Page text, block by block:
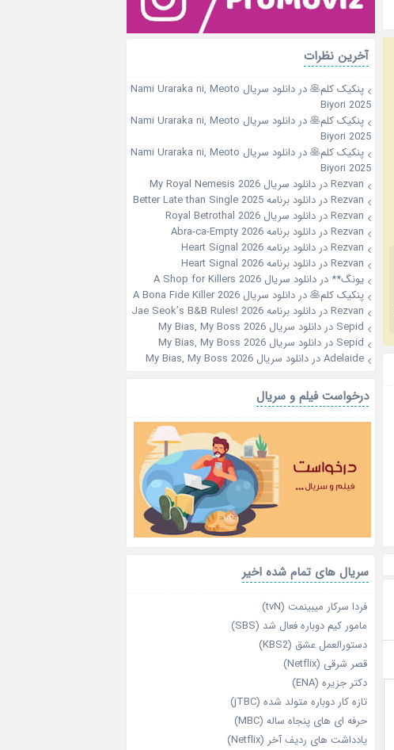
آخرین نظرات
پنکیک کلم🥞در
دانلود سریال Nami Uraraka ni, Meoto
Biyori 2025
پنکیک کلم🥞در
دانلود سریال Nami Uraraka ni, Meoto
Biyori 2025
پنکیک کلم🥞در
دانلود سریال Nami Uraraka ni, Meoto
Biyori 2025
Rezvanدردانلود سریال My Royal Nemesis 2026
Rezvanدردانلود برنامه Better Late than Single 2025
Rezvanدردانلود سریال Royal Betrothal 2026
Rezvanدردانلود برنامه Abra-ca-Empty 2026
Rezvanدردانلود برنامه Heart Signal 2026
Rezvanدردانلود برنامه Heart Signal 2026
یونگ** دردانلود سریال A Shop for Killers 2026
پنکیک کلم🥞دردانلود سریال A Bona Fide Killer 2026
Rezvanدردانلود برنامه Jae Seok’s B&B Rules! 2026
Sepid دردانلود سریال My Bias, My Boss 2026
Sepid دردانلود سریال My Bias, My Boss 2026
Adelaideدردانلود سریال My Bias, My Boss 2026
درخواست فیلم و سریال
سریال های تمام شده اخیر
فردا سرکار میبینمت (tvN)
مامور کیم دوباره فعال شد (SBS)
دستورالعمل عشق (KBS2)
قصر شرقی (Netflix)
دکتر جزیره (ENA)
تازه‌ کار دوباره‌ متولد شده (jTBC)
حرفه‌ ای‌ های پنجاه‌ ساله (MBC)
یادداشت‌ های ردیف آخر (Netflix)